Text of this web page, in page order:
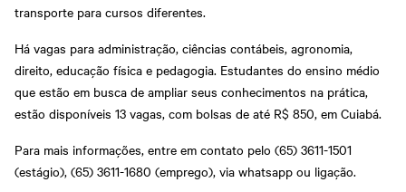
transporte para cursos diferentes.
Há vagas para administração, ciências contábeis, agronomia,
direito, educação física e pedagogia. Estudantes do ensino médio
que estão em busca de ampliar seus conhecimentos na prática,
estão disponíveis 13 vagas, com bolsas de até R$ 850, em Cuiabá.
Para mais informações, entre em contato pelo (65) 3611-1501
(estágio), (65) 3611-1680 (emprego), via whatsapp ou ligação.